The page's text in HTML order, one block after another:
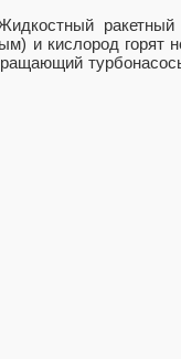
ракетный
и кислород горят